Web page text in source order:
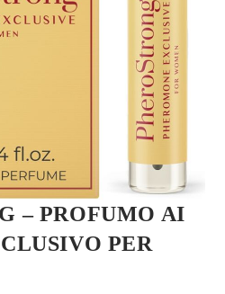
– PROFUMO AI
PER